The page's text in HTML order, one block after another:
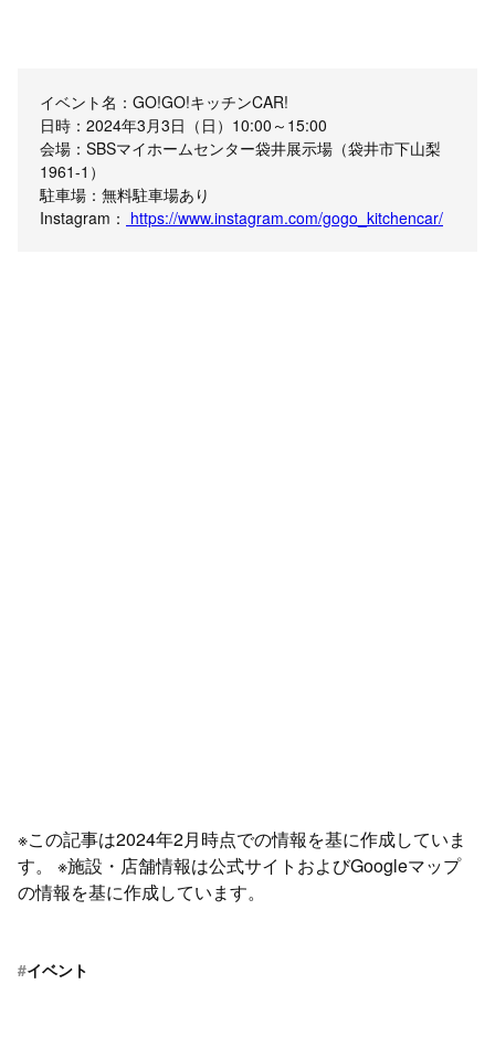
イベント名：GO!GO!キッチンCAR!
日時：2024年3月3日（日）10:00～15:00
会場：SBSマイホームセンター袋井展示場（袋井市下山梨
1961-1）
駐車場：無料駐車場あり
Instagram： https://www.instagram.com/gogo_kitchencar/
※この記事は2024年2月時点での情報を基に作成していま
す。 ※施設・店舗情報は公式サイトおよびGoogleマップ
の情報を基に作成しています。
#イベント